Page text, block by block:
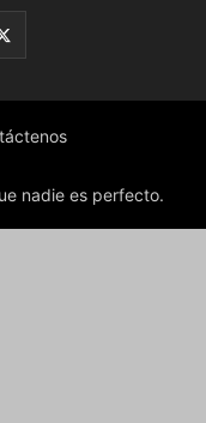
nadie es perfecto.